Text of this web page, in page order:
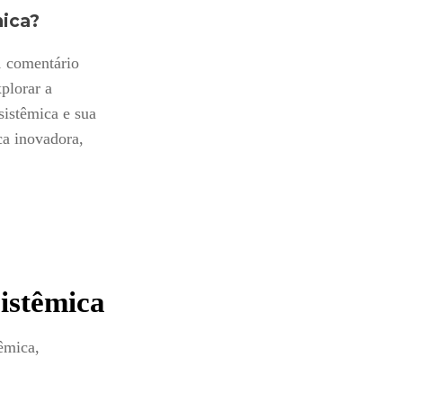
comentário
a
e sua
inovadora,